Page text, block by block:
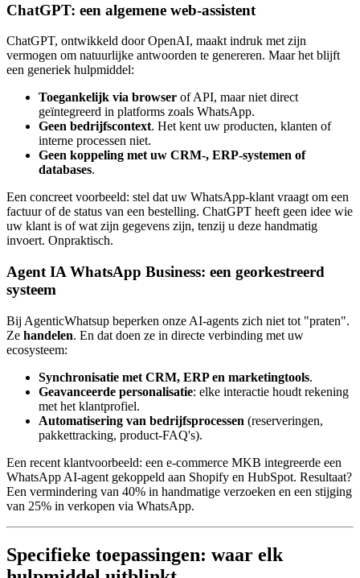
ChatGPT: een algemene web-assistent
ChatGPT, ontwikkeld door OpenAI, maakt indruk met zijn
vermogen om natuurlijke antwoorden te genereren. Maar het blijft
een generiek hulpmiddel:
Toegankelijk via browser of API, maar niet direct
geïntegreerd in platforms zoals WhatsApp.
Geen bedrijfscontext. Het kent uw producten, klanten of
interne processen niet.
Geen koppeling met uw CRM-, ERP-systemen of
databases.
Een concreet voorbeeld: stel dat uw WhatsApp-klant vraagt om een
factuur of de status van een bestelling. ChatGPT heeft geen idee wie
uw klant is of wat zijn gegevens zijn, tenzij u deze handmatig
invoert. Onpraktisch.
Agent IA WhatsApp Business: een georkestreerd
systeem
Bij AgenticWhatsup beperken onze AI-agents zich niet tot "praten".
Ze handelen. En dat doen ze in directe verbinding met uw
ecosysteem:
Synchronisatie met CRM, ERP en marketingtools.
Geavanceerde personalisatie: elke interactie houdt rekening
met het klantprofiel.
Automatisering van bedrijfsprocessen (reserveringen,
pakkettracking, product-FAQ's).
Een recent klantvoorbeeld: een e-commerce MKB integreerde een
WhatsApp AI-agent gekoppeld aan Shopify en HubSpot. Resultaat?
Een vermindering van 40% in handmatige verzoeken en een stijging
van 25% in verkopen via WhatsApp.
Specifieke toepassingen: waar elk